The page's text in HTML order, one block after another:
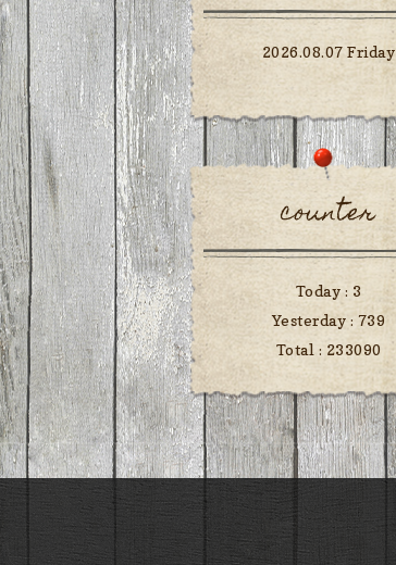
2026.08.07 Friday
counter
Today : 3
Yesterday : 739
Total : 233090